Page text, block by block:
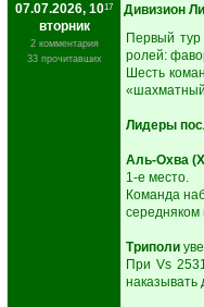
07.07.2026, 1017
вторник
2 комментария
33 прочитавших
Дивизион
Первый тур
ролей:
Шесть
Лидеры
Аль-Охва
1-е место.
Команда
Триполи
При Vs
наказывать